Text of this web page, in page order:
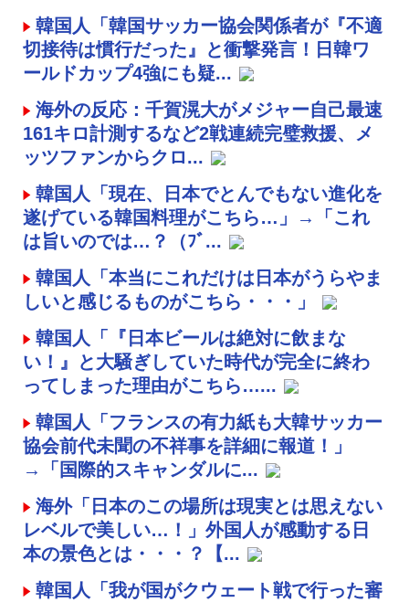
韓国人「韓国サッカー協会関係者が『不適
切接待は慣行だった』と衝撃発言！日韓ワ
ールドカップ4強にも疑...
海外の反応：千賀滉大がメジャー自己最速
161キロ計測するなど2戦連続完璧救援、メ
ッツファンからクロ...
韓国人「現在、日本でとんでもない進化を
遂げている韓国料理がこちら…」→「これ
は旨いのでは…？（ﾌﾞ...
韓国人「本当にこれだけは日本がうらやま
しいと感じるものがこちら・・・」
韓国人「『日本ビールは絶対に飲まな
い！』と大騒ぎしていた時代が完全に終わ
ってしまった理由がこちら…...
韓国人「フランスの有力紙も大韓サッカー
協会前代未聞の不祥事を詳細に報道！」
→「国際的スキャンダルに...
海外「日本のこの場所は現実とは思えない
レベルで美しい…！」外国人が感動する日
本の景色とは・・・？【...
韓国人「我が国がクウェート戦で行った審